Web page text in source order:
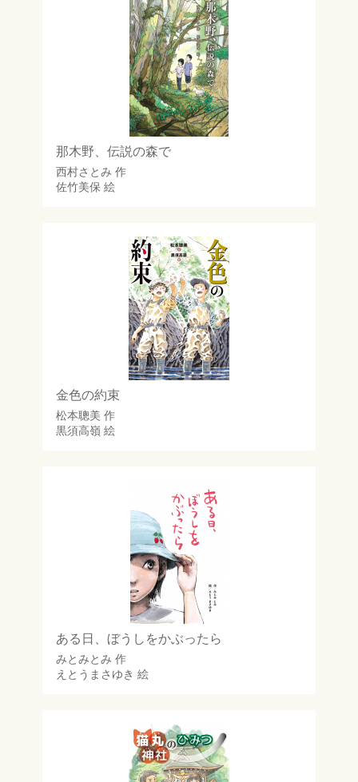
那木野、伝説の森で
西村さとみ 作
佐竹美保 絵
金色の約束
松本聰美 作
黒須高嶺 絵
ある日、ぼうしをかぶったら
みとみとみ 作
えとうまさゆき 絵